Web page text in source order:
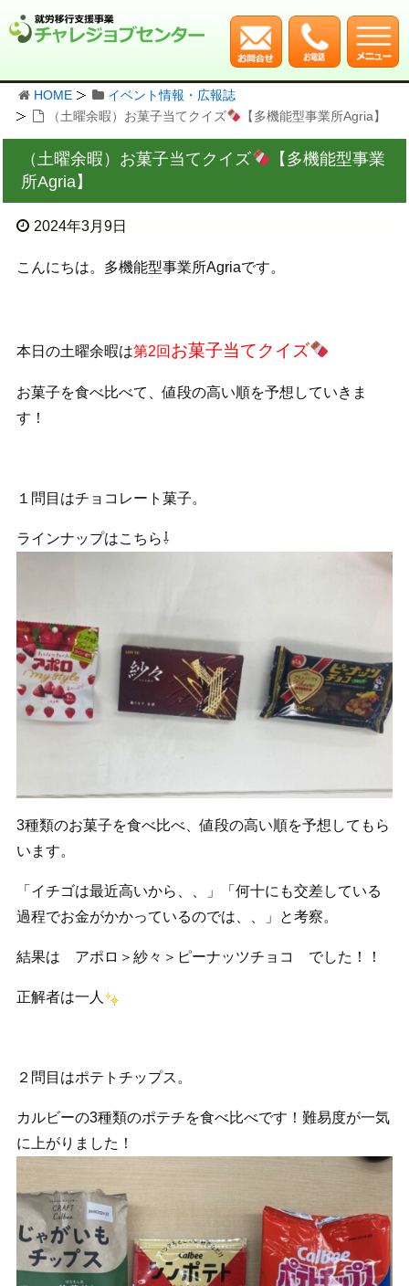
HOME
イベント情報・広報誌
（土曜余暇）お菓子当てクイズ
【多機能型事業所Agria】
（土曜余暇）お菓子当てクイズ
【多機能型事業
所Agria】
2024年3月9日
こんにちは。多機能型事業所Agriaです。
本日の土曜余暇は第2回 お菓子当てクイズ
お菓子を食べ比べて、値段の高い順を予想していきま
す！
１問目はチョコレート菓子。
ラインナップはこちら⇩
3種類のお菓子を食べ比べ、値段の高い順を予想してもら
います。
「イチゴは最近高いから、、」「何十にも交差している
過程でお金がかかっているのでは、、」と考察。
結果は アポロ＞紗々＞ピーナッツチョコ でした！！
正解者は一人
２問目はポテトチップス。
カルビーの3種類のポテチを食べ比べです！難易度が一気
に上がりました！